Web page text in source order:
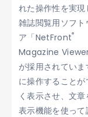
れた操作性を実現
雑誌閲覧用ソフト
ア「NetFront®
Magazine Viewer
が採用されてい
に操作すること
く表示させ、文
表示機能を使って